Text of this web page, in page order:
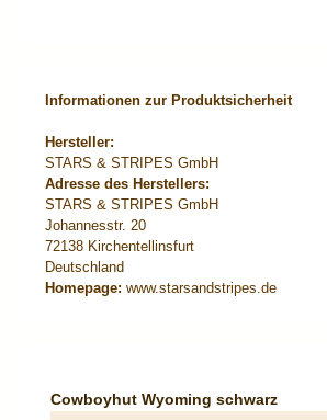
Informationen zur Produktsicherheit
Hersteller:
STARS & STRIPES GmbH
Adresse des Herstellers:
STARS & STRIPES GmbH
Johannesstr. 20
72138 Kirchentellinsfurt
Deutschland
Homepage: www.starsandstripes.de
Produktgalerie überspringen
Cowboyhut Wyoming schwarz